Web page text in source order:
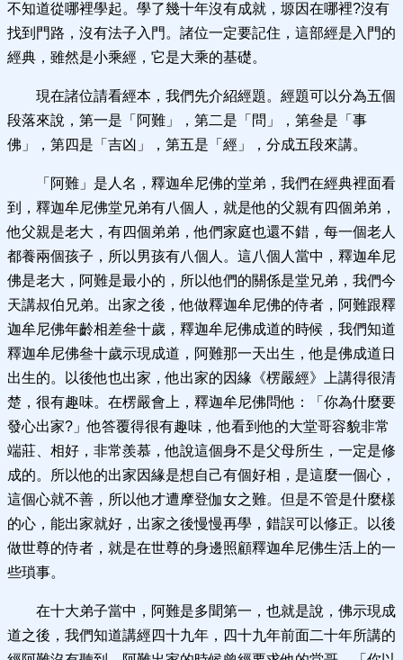
不知道從哪裡學起。學了幾十年沒有成就，塬因在哪裡?沒有
找到門路，沒有法子入門。諸位一定要記住，這部經是入門的
經典，雖然是小乘經，它是大乘的基礎。
現在諸位請看經本，我們先介紹經題。經題可以分為五個
段落來說，第一是「阿難」，第二是「問」，第叄是「事
佛」，第四是「吉凶」，第五是「經」，分成五段來講。
「阿難」是人名，釋迦牟尼佛的堂弟，我們在經典裡面看
到，釋迦牟尼佛堂兄弟有八個人，就是他的父親有四個弟弟，
他父親是老大，有四個弟弟，他們家庭也還不錯，每一個老人
都養兩個孩子，所以男孩有八個人。這八個人當中，釋迦牟尼
佛是老大，阿難是最小的，所以他們的關係是堂兄弟，我們今
天講叔伯兄弟。出家之後，他做釋迦牟尼佛的侍者，阿難跟釋
迦牟尼佛年齡相差叄十歲，釋迦牟尼佛成道的時候，我們知道
釋迦牟尼佛叄十歲示現成道，阿難那一天出生，他是佛成道日
出生的。以後他也出家，他出家的因緣《楞嚴經》上講得很清
楚，很有趣味。在楞嚴會上，釋迦牟尼佛問他：「你為什麼要
發心出家?」他答覆得很有趣味，他看到他的大堂哥容貌非常
端莊、相好，非常羨慕，他說這個身不是父母所生，一定是修
成的。所以他的出家因緣是想自己有個好相，是這麼一個心，
這個心就不善，所以他才遭摩登伽女之難。但是不管是什麼樣
的心，能出家就好，出家之後慢慢再學，錯誤可以修正。以後
做世尊的侍者，就是在世尊的身邊照顧釋迦牟尼佛生活上的一
些瑣事。
在十大弟子當中，阿難是多聞第一，也就是說，佛示現成
道之後，我們知道講經四十九年，四十九年前面二十年所講的